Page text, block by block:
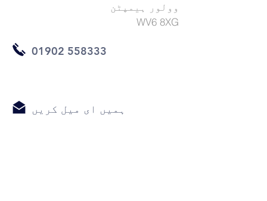
وولور ہیمپٹن
WV6 8XG
01902 558333
ہمیں ای میل کریں